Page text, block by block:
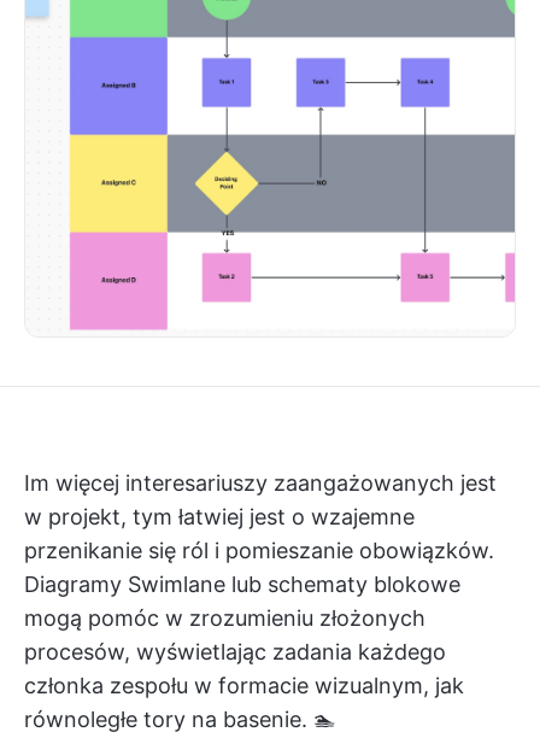
Im więcej interesariuszy zaangażowanych jest
w projekt, tym łatwiej jest o wzajemne
przenikanie się ról i pomieszanie obowiązków.
Diagramy Swimlane lub schematy blokowe
mogą pomóc w zrozumieniu złożonych
procesów, wyświetlając zadania każdego
członka zespołu w formacie wizualnym, jak
równoległe tory na basenie. 🏊